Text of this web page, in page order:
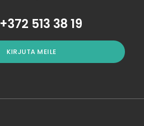
+372 513 38 19
KIRJUTA MEILE